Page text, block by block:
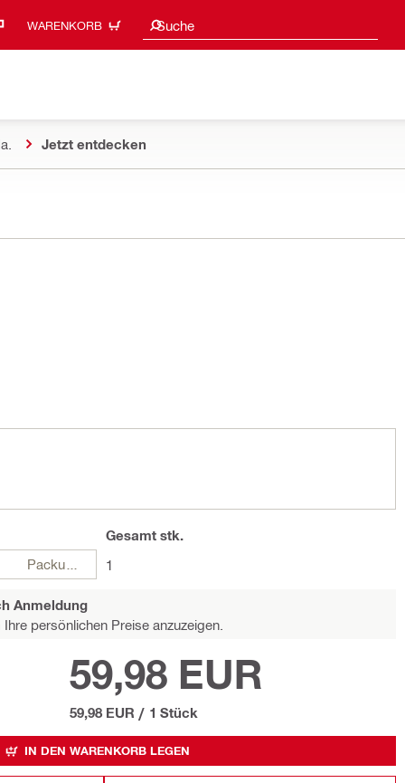
WARENKORB Suche
Suchvorschläge
Jetzt entdecken
Gesamt stk.
1
Anmeldung
Ihre persönlichen Preise anzuzeigen.
59,98 EUR
59,98 EUR / 1 Stück
IN DEN WARENKORB LEGEN